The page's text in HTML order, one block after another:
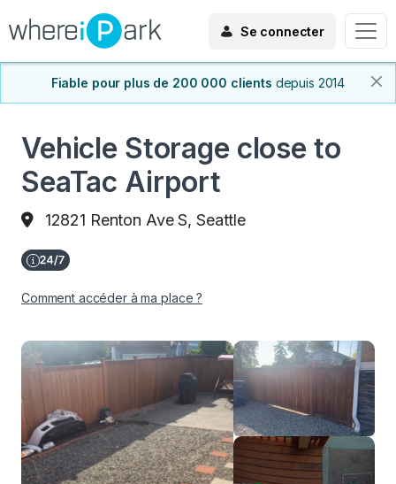
Se connecter
Fiable pour plus de 200 000 clients depuis 2014
Vehicle Storage close to
SeaTac Airport
12821 Renton Ave S, Seattle
Comment accéder à ma place ?